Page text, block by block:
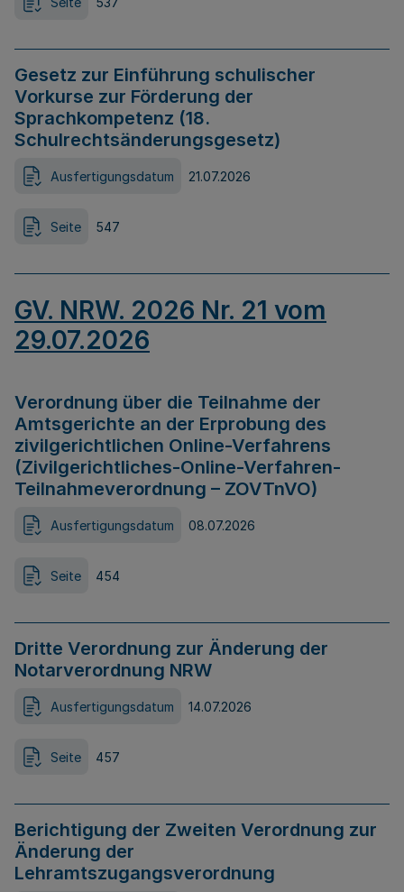
Gesetz zur Einführung schulischer
Vorkurse zur Förderung der
Sprachkompetenz (18.
Schulrechtsänderungsgesetz)
Ausfertigungsdatum 21.07.2026
Seite 547
GV. NRW. 2026 Nr. 21 vom
29.07.2026
Verordnung über die Teilnahme der
Amtsgerichte an der Erprobung des
zivilgerichtlichen Online-Verfahrens
(Zivilgerichtliches-Online-Verfahren-
Teilnahmeverordnung – ZOVTnVO)
Ausfertigungsdatum 08.07.2026
Seite 454
Dritte Verordnung zur Änderung der
Notarverordnung NRW
Ausfertigungsdatum 14.07.2026
Seite 457
Berichtigung der Zweiten Verordnung zur
Änderung der
Lehramtszugangsverordnung